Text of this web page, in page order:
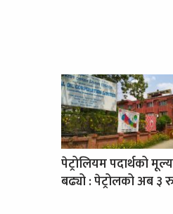
पेट्रोलियम पदार्थको मूल्य
बढ्यो : पेट्रोलको अब ३